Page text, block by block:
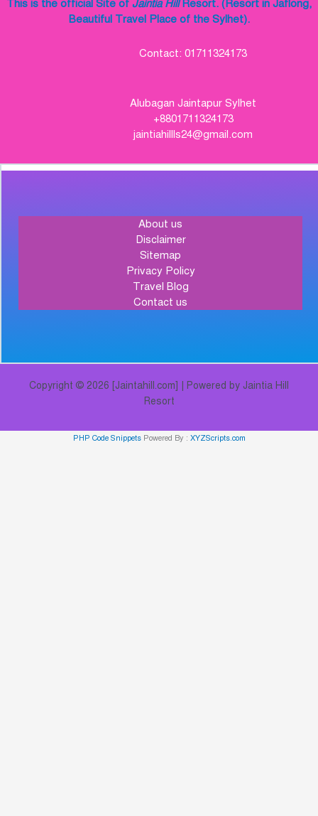
This is the official Site of Jaintia HillResort. (Resort in Jaflong,
Beautiful Travel Place of the Sylhet).
Contact: 01711324173
Alubagan Jaintapur Sylhet
+8801711324173
jaintiahillls24@gmail.com
About us
Disclaimer
Sitemap
Privacy Policy
Travel Blog
Contact us
Copyright © 2026 [Jaintahill.com] | Powered by Jaintia Hill
Resort
PHP Code SnippetsPowered By : XYZScripts.com